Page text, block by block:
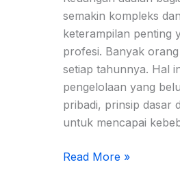
semakin kompleks
keterampilan penting
profesi. Banyak
setiap tahunnya. Hal
pengelolaan yang
pribadi, prinsip dasar
untuk mencapai
Read More »